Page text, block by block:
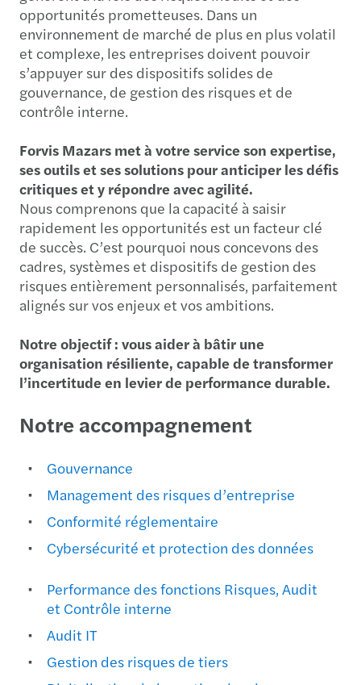
opportunités prometteuses. Dans un
environnement de marché de plus en plus volatil
et complexe, les entreprises doivent pouvoir
s’appuyer sur des dispositifs solides de
gouvernance, de gestion des risques et de
contrôle interne.
Forvis Mazars met à votre service son expertise,
ses outils et ses solutions pour anticiper les défis
critiques et y répondre avec agilité.
Nous comprenons que la capacité à saisir
rapidement les opportunités est un facteur clé
de succès. C’est pourquoi nous concevons des
cadres, systèmes et dispositifs de gestion des
risques entièrement personnalisés, parfaitement
alignés sur vos enjeux et vos ambitions.
Notre objectif : vous aider à bâtir une
organisation résiliente, capable de transformer
l’incertitude en levier de performance durable.
Notre accompagnement
Gouvernance
Management des risques d’entreprise
Conformité réglementaire
Cybersécurité et protection des données
Performance des fonctions Risques, Audit
et Contrôle interne
Audit IT
Gestion des risques de tiers